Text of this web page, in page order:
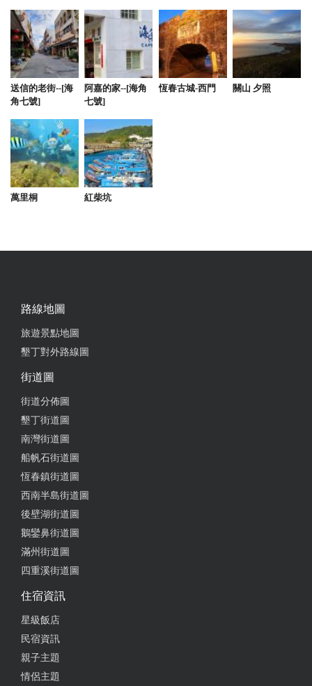
送信的老街--[海
角七號]
阿嘉的家--[海角
七號]
恆春古城-西門 關山 夕照
萬里桐 紅柴坑
路線地圖
旅遊景點地圖
墾丁對外路線圖
街道圖
街道分佈圖
墾丁街道圖
南灣街道圖
船帆石街道圖
恆春鎮街道圖
西南半島街道圖
後壁湖街道圖
鵝鑾鼻街道圖
滿州街道圖
四重溪街道圖
住宿資訊
星級飯店
民宿資訊
親子主題
情侶主題